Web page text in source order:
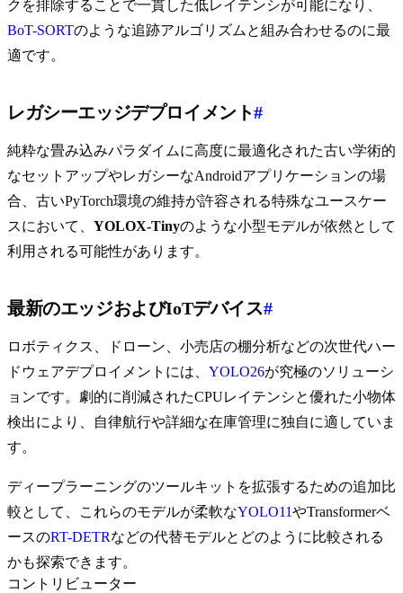
クを排除することで一貫した低レイテンシが可能になり、
BoT-SORTのような追跡アルゴリズムと組み合わせるのに最
適です。
レガシーエッジデプロイメント#
純粋な畳み込みパラダイムに高度に最適化された古い学術的
なセットアップやレガシーなAndroidアプリケーションの場
合、古いPyTorch環境の維持が許容される特殊なユースケー
スにおいて、 YOLOX-Tinyのような小型モデルが依然として
利用される可能性があります。
最新のエッジおよびIoTデバイス#
ロボティクス、ドローン、小売店の棚分析などの次世代ハー
ドウェアデプロイメントには、 YOLO26が究極のソリューシ
ョンです。劇的に削減されたCPUレイテンシと優れた小物体
検出により、自律航行や詳細な在庫管理に独自に適していま
す。
ディープラーニングのツールキットを拡張するための追加比
較として、これらのモデルが柔軟なYOLO11やTransformerベ
ースのRT-DETRなどの代替モデルとどのように比較される
かも探索できます。
コントリビューター